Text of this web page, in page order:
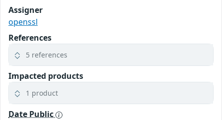
Assigner
openssl
References
5 references
Impacted products
1 product
Date Public